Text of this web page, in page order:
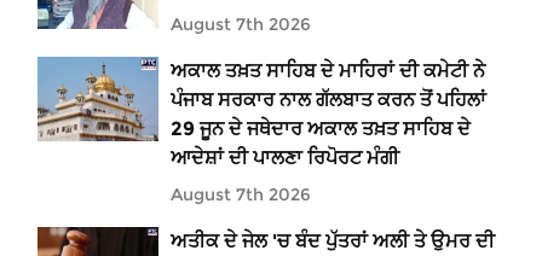
August 7th 2026
ਅਕਾਲ ਤਖ਼ਤ ਸਾਹਿਬ ਦੇ ਮਾਹਿਰਾਂ ਦੀ ਕਮੇਟੀ ਨੇ
ਪੰਜਾਬ ਸਰਕਾਰ ਨਾਲ ਗੱਲਬਾਤ ਕਰਨ ਤੋਂ ਪਹਿਲਾਂ
29 ਜੂਨ ਦੇ ਜਥੇਦਾਰ ਅਕਾਲ ਤਖ਼ਤ ਸਾਹਿਬ ਦੇ
ਆਦੇਸ਼ਾਂ ਦੀ ਪਾਲਣਾ ਰਿਪੋਰਟ ਮੰਗੀ
August 7th 2026
ਅਤੀਕ ਦੇ ਜੇਲ 'ਚ ਬੰਦ ਪੁੱਤਰਾਂ ਅਲੀ ਤੇ ਉਮਰ ਦੀ